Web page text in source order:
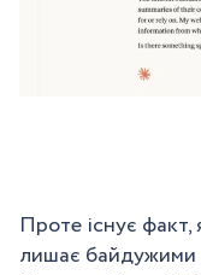
Проте існує
лишає байдужими